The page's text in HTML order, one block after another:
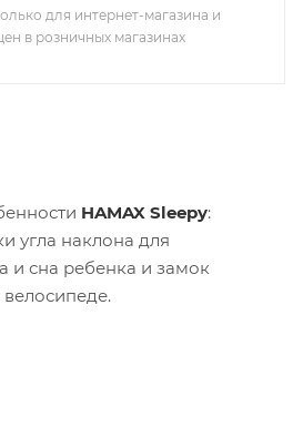
для интернет-магазина и
в розничных магазинах
HAMAX Sleepy:
угла наклона для
и сна ребенка и замок
спинки / спальной позиции